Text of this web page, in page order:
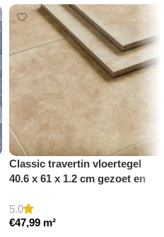
Classic travertin vloertegel
40.6 x 61 x 1.2 cm gezoet en
5.0
€47,99 m²